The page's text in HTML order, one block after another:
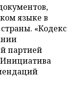
языке в
«Кодекс
партией
Инициатива